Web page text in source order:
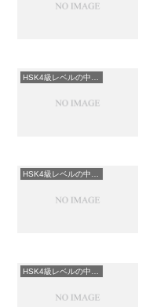
HSK4級レベルの中国語